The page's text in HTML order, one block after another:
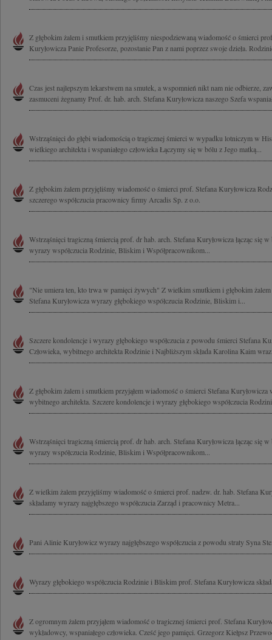
Z głębokim żalem i smutkiem przyjęliśmy niespodziewaną wiadomość o śmierci
Kuryłowicza Panie Profesorze, pozostanie Pan z nami poprzez swoje dzieła.
Czas jest najlepszym lekarstwem na smutek, a wspomnień nikt nam nie odbierze,
zasmuceni żegnamy Prof. dr. hab. arch. Stefana Kuryłowicza naszego Szefa
Wstrząśnięci do głębi wiadomością o tragicznej śmierci w wypadku lotniczym w
wielkiego architekta i wspaniałego człowieka Łączymy się w bólu z Jego matką...
Z głębokim żalem przyjęliśmy wiadomość o śmierci prof. Stefana Kuryłowicza
szczerego współczucia pracownicy firmy Arcadis Sp. z o.o.
Wstrząśnięci tragiczną śmiercią prof. dr hab. arch. Stefana Kuryłowicza łącząc się
wyrazy współczucia Rodzinie, Bliskim i Współpracownikom...
"Nie umiera ten, kto trwa w pamięci żywych" Z wielkim smutkiem i głębokim
Stefana Kuryłowicza wyrazy głębokiego współczucia Rodzinie, Bliskim i...
Szczere kondolencje i wyrazy głębokiego współczucia z powodu śmierci Stefana
Człowieka, wybitnego architekta Rodzinie i Najbliższym składa Karolina Kaim
Z głębokim żalem i smutkiem przyjąłem wiadomość o śmierci Stefana Kuryłowicza
wybitnego architekta. Szczere kondolencje i wyrazy głębokiego współczucia
Wstrząśnięci tragiczną śmiercią prof. dr hab. arch. Stefana Kuryłowicza łącząc się
wyrazy współczucia Rodzinie, Bliskim i Współpracownikom...
Z wielkim żalem przyjęliśmy wiadomość o śmierci prof. nadzw. dr. hab. Stefana
składamy wyrazy najgłębszego współczucia Zarząd i pracownicy Metra...
Pani Alinie Kuryłowicz wyrazy najgłębszego współczucia z powodu straty Syna
Wyrazy głębokiego współczucia Rodzinie i Bliskim prof. Stefana Kuryłowicza
Z ogromnym żalem przyjąłem wiadomość o tragicznej śmierci prof. Stefana
wykładowcy, wspaniałego człowieka. Cześć jego pamięci. Grzegorz Kiełpsz